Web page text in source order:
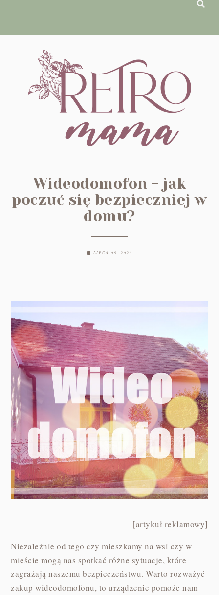
Wideodomofon - jak
poczuć się bezpieczniej w
domu?
LIPCA 06, 2023
[artykuł reklamowy]
Niezależnie od tego czy mieszkamy na wsi czy w
mieście mogą nas spotkać różne sytuacje, które
zagrażają naszemu bezpieczeństwu. Warto rozważyć
zakup wideodomofonu, to urządzenie pomoże nam